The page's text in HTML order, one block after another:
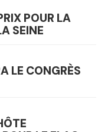
POUR LA
SEINE
LE CONGRÈS